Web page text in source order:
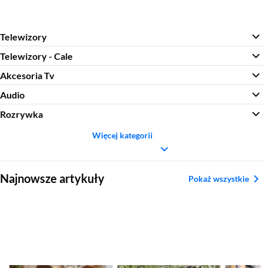
Telewizory
Telewizory - Cale
Akcesoria Tv
Audio
Rozrywka
Więcej kategorii
Najnowsze artykuły Pokaż wszystkie